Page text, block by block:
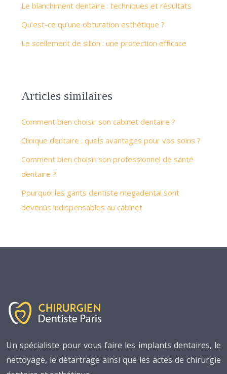
Le blanchiment dentaire : techniques et résultats
Qu’est-ce qu’une obturation esthétique ?
Le scellement de sillon : une protection efficace
Articles similaires
Comment bien choisir son cabinet dentaire ?
Clinique dentaire : quels avantages pour vos soins ?
Comment bien choisir son professionnel de santé
dentaire ?
Pourquoi les gants dentiste megadental sont
devenus indispensables au cabinet
Un spécialiste pour vous faire les implants dentaires, le
nettoyage, le détartrage ainsi que les actes de chirurgie